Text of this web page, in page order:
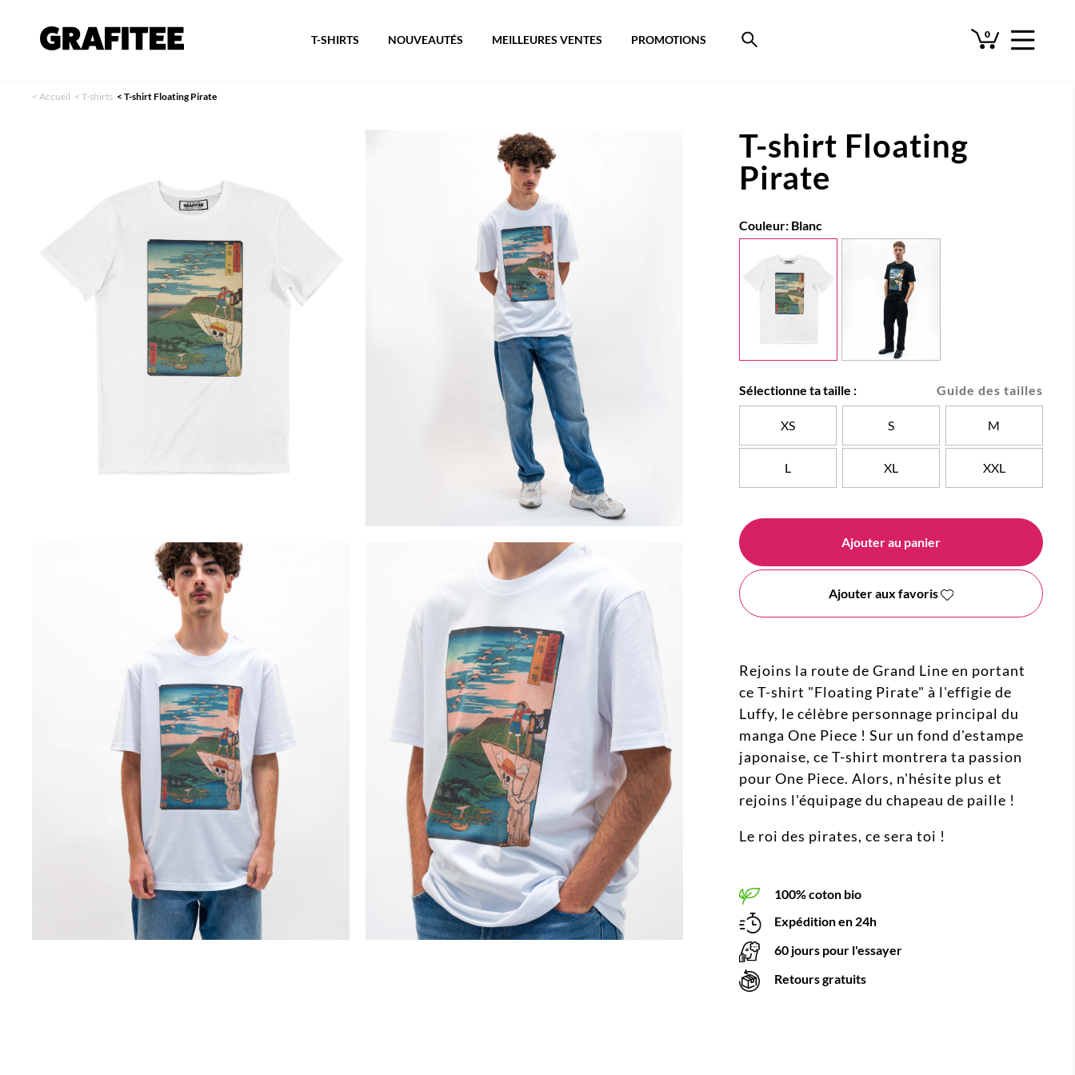
0
T-SHIRTS NOUVEAUTÉS MEILLEURES VENTES PROMOTIONS
< Accueil < T-shirts < T-shirt Floating Pirate
T-shirt Floating
Pirate
Couleur: Blanc
Guide des tailles
Sélectionne ta taille :
XS S M
L XL XXL
Ajouter au panier
Ajouter aux favoris
Rejoins la route de Grand Line en portant
ce T-shirt "Floating Pirate" à l'effigie de
Luffy, le célèbre personnage principal du
manga One Piece ! Sur un fond d'estampe
japonaise, ce T-shirt montrera ta passion
pour One Piece. Alors, n'hésite plus et
rejoins l'équipage du chapeau de paille !
Le roi des pirates, ce sera toi !
100% coton bio
Expédition en 24h
60 jours pour l'essayer
Retours gratuits